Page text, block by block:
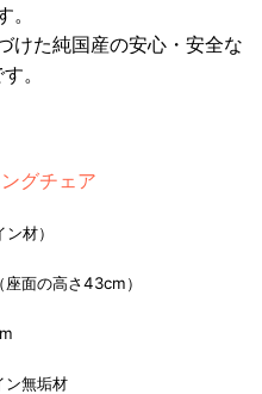
。
けた純国産の安心・安全な
。
グチェア
材）
面の高さ43cm）
無垢材